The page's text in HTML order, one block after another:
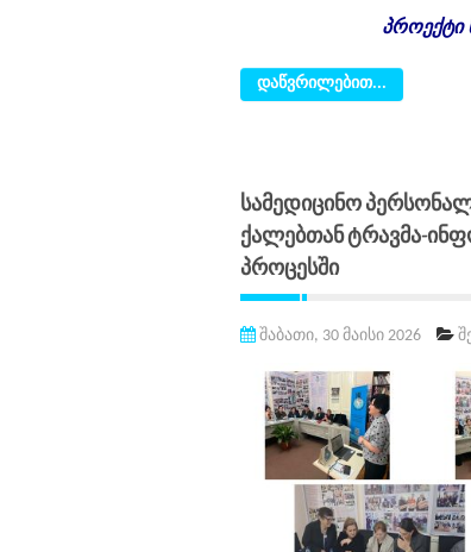
პროექტი
დაწვრილებით...
Სამედიცინო
Ქალებთან Ტრავმა-
Პროცესში
შაბათი, 30 მაისი 2026